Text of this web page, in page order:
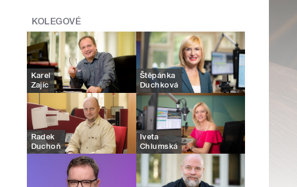
KOLEGOVÉ
Karel
Zajíc
Štěpánka
Duchková
Radek
Duchoň
Iveta
Chlumská